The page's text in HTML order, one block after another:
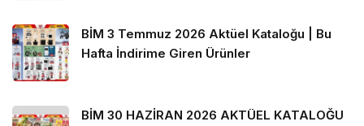
BİM 3 Temmuz 2026 Aktüel Kataloğu | Bu
Hafta İndirime Giren Ürünler
BİM 30 HAZİRAN 2026 AKTÜEL KATALOĞU